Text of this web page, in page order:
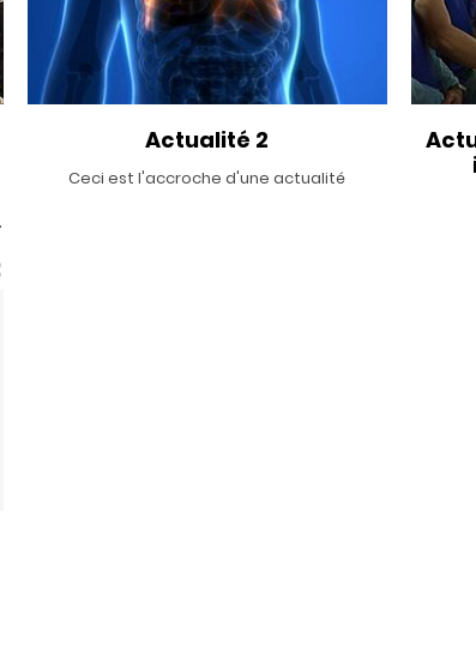
Actualité 2
Ceci est l'accroche d'une actualité